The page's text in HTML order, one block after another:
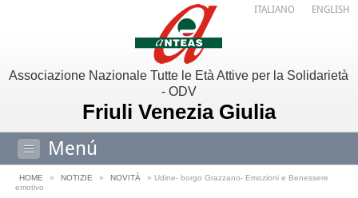
Associazione Nazionale Tutte le Età Attive per la Solidarietà
- ODV
Friuli Venezia Giulia
Menú
ITALIANO ENGLISH
HOME » NOTIZIE » NOVITÀ
» Udine- borgo Grazzano- Emozioni e Benessere
emotivo